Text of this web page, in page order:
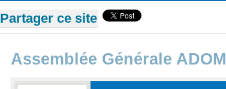
Partager ce site
Assemblée Générale ADOM